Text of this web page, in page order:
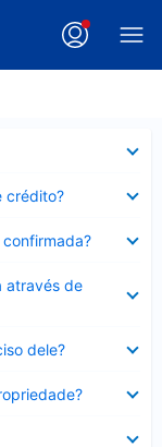
crédito?
através de
dele?